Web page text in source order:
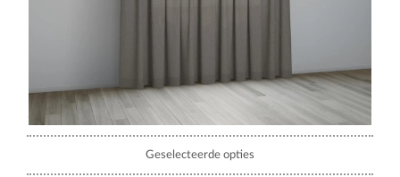
Geselecteerde opties